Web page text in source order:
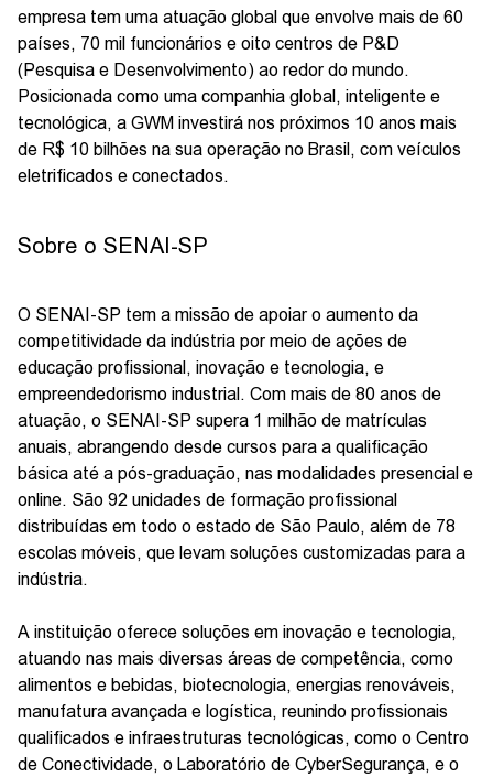
empresa tem uma atuação global que envolve mais de 60
países, 70 mil funcionários e oito centros de P&D
(Pesquisa e Desenvolvimento) ao redor do mundo.
Posicionada como uma companhia global, inteligente e
tecnológica, a GWM investirá nos próximos 10 anos mais
de R$ 10 bilhões na sua operação no Brasil, com veículos
eletrificados e conectados.
Sobre o SENAI-SP
O SENAI-SP tem a missão de apoiar o aumento da
competitividade da indústria por meio de ações de
educação profissional, inovação e tecnologia, e
empreendedorismo industrial. Com mais de 80 anos de
atuação, o SENAI-SP supera 1 milhão de matrículas
anuais, abrangendo desde cursos para a qualificação
básica até a pós-graduação, nas modalidades presencial e
online. São 92 unidades de formação profissional
distribuídas em todo o estado de São Paulo, além de 78
escolas móveis, que levam soluções customizadas para a
indústria.
A instituição oferece soluções em inovação e tecnologia,
atuando nas mais diversas áreas de competência, como
alimentos e bebidas, biotecnologia, energias renováveis,
manufatura avançada e logística, reunindo profissionais
qualificados e infraestruturas tecnológicas, como o Centro
de Conectividade, o Laboratório de CyberSegurança, e o